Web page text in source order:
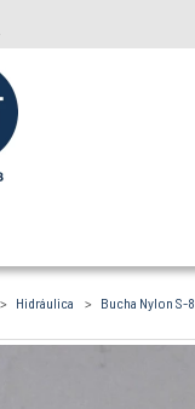
Hidráulica Bucha Nylon S-8